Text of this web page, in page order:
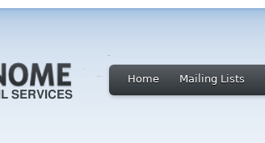
Home Mailing Lists